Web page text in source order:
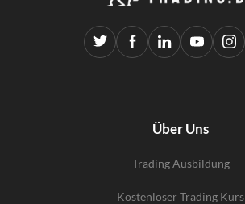
Über Uns
Trading Ausbildung
Kostenloser Trading Kurs